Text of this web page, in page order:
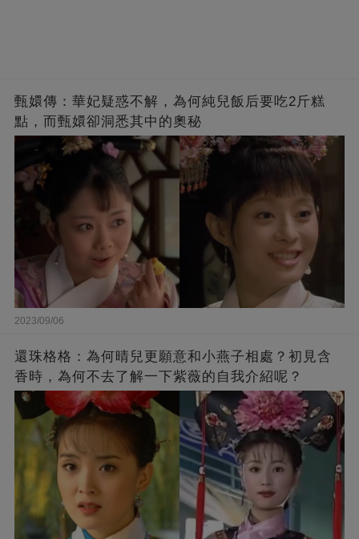
甄嬛傳：華妃疑惑不解，為何純兒飯后要吃2斤糕
點，而甄嬛卻洞悉其中的奧秘
2023/09/06
還珠格格：為何晴兒更願意和小燕子相處？初見含
香時，為何不去了解一下紫薇的自我介紹呢？